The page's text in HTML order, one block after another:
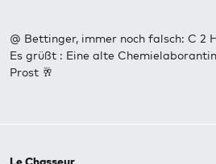
@ Bettinger, immer noch falsch: C 2
Es grüßt : Eine alte
Prost 🥂